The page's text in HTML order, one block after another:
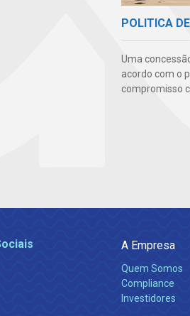
POLITICA
Uma
acordo com o
compromisso
A Empresa
Quem Somos
Compliance
Investidores